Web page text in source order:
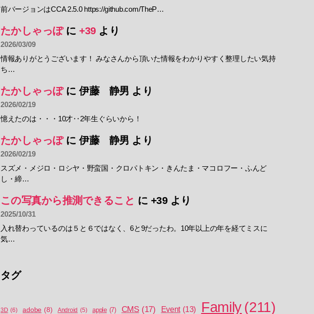
前バージョンはCCA 2.5.0 https://github.com/TheP…
たかしゃっぽに+39 より
2026/03/09
情報ありがとうございます！ みなさんから頂いた情報をわかりやすく整理したい気持
ち…
たかしゃっぽに伊藤 静男 より
2026/02/19
憶えたのは・・・10才‥2年生ぐらいから！
たかしゃっぽに伊藤 静男 より
2026/02/19
スズメ・メジロ・ロシヤ・野蛮国・クロパトキン・きんたま・マコロフー・ふんど
し・締…
この写真から推測できること に +39 より
2025/10/31
入れ替わっているのは５と６ではなく、6と9だったわ。10年以上の年を経てミスに
気…
タグ
3D (6) adobe (8) Android (5) apple (7) CMS (17) Event (13) Family(211)